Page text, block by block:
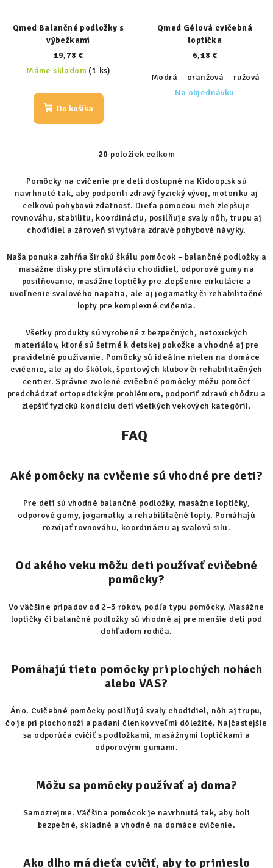
Qmed Balančné podložky s
výbežkami
19,78 €
Máme skladom (1 ks)
Do košíka
Qmed Gélová cvičebná
loptička
6,18 €
Modrá oranžová
ružová
Na objednávku
O
v
l
á
d
a
i
e
p
r
k
y
v
ý
p
i
s
u
20 položiek celkom
Pomôcky na cvičenie pre deti dostupné na Kidoop.sk sú
navrhnuté tak, aby podporili zdravý fyzický vývoj, motoriku aj
celkovú pohybovú zdatnosť. Dieťa pomocou nich zlepšuje
rovnováhu, stabilitu, koordináciu, posilňuje svaly nôh, trupu aj
chodidiel a zároveň si vytvára zdravé pohybové návyky.
Naša ponuka zahŕňa širokú škálu pomôcok – balančné podložky a
masážne disky pre stimuláciu chodidiel, odporové gumy na
posilňovanie, masážne loptičky pre zlepšenie cirkulácie a
uvoľnenie svalového napätia, ale aj jogamatky či rehabilitačné
lopty pre komplexné cvičenia.
Všetky produkty sú vyrobené z bezpečných, netoxických
materiálov, ktoré sú šetrné k detskej pokožke a vhodné aj pre
pravidelné používanie. Pomôcky sú ideálne nielen na domáce
cvičenie, ale aj do škôlok, športových klubov či rehabilitačných
centier. Správne zvolené cvičebné pomôcky môžu pomôcť
predchádzať ortopedickým problémom, podporiť zdravú chôdzu a
zlepšiť fyzickú kondíciu detí všetkých vekových kategórií.
FAQ
Aké pomôcky na cvičenie sú vhodné pre deti?
Pre deti sú vhodné balančné podložky, masážne loptičky,
odporové gumy, jogamatky a rehabilitačné lopty. Pomáhajú
rozvíjať rovnováhu, koordináciu aj svalovú silu.
Od akého veku môžu deti používať cvičebné
pomôcky?
Vo väčšine prípadov od 2–3 rokov, podľa typu pomôcky. Masážne
loptičky či balančné podložky sú vhodné aj pre menšie deti pod
dohľadom rodiča.
Pomáhajú tieto pomôcky pri plochých nohách
alebo VAS?
Áno. Cvičebné pomôcky posilňujú svaly chodidiel, nôh aj trupu,
čo je pri plochonoží a padaní členkov veľmi dôležité. Najčastejšie
sa odporúča cvičiť s podložkami, masážnymi loptičkami a
odporovými gumami.
Môžu sa pomôcky používať aj doma?
Samozrejme. Väčšina pomôcok je navrhnutá tak, aby boli
bezpečné, skladné a vhodné na domáce cvičenie.
Ako dlho má dieťa cvičiť, aby to prinieslo